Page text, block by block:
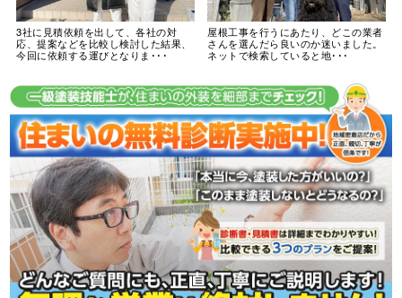
3社に見積依頼を出して、各社の対
応、提案などを比較し検討した結果、
今回に依頼する運びとなりま･･･
屋根工事を行うにあたり、どこの業者
さんを選んだら良いのか迷いました。
ネットで検索していると地･･･